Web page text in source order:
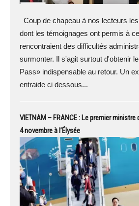
Coup de chapeau à nos lecteurs
dont les témoignages ont permis à
rencontraient des difficultés
surmonter. Il s'agit surtout d'obtenir
Pass» indispensable au retour. Un
entraide ci dessous...
VIETNAM – FRANCE : Le premier
4 novembre à l’Élysée